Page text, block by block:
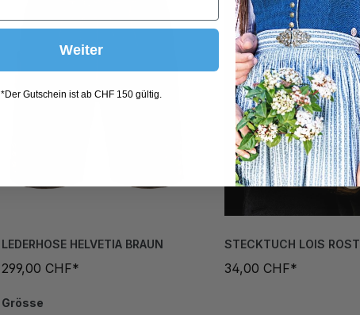
LEDERHOSE HELVETIA BRAUN
299,00 CHF*
Grösse
STECKTUCH LOIS ROST
34,00 CHF*
Weiter
*Der Gutschein ist ab CHF 150 gültig.